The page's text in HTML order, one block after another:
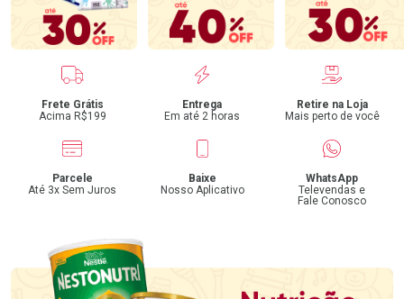
Benefícios
Frete Grátis
Acima R$199
Entrega
Em até 2 horas
Retire na Loja
Mais perto de você
Parcele
Até 3x Sem Juros
Baixe
Nosso Aplicativo
WhatsApp
Televendas e
Fale Conosco